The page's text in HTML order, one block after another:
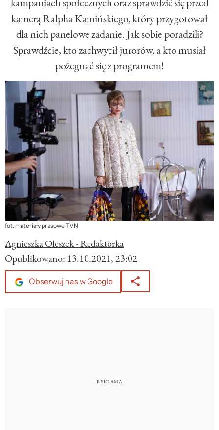
kamerą Ralpha Kamińskiego, który przygotował
dla nich panelowe zadanie. Jak sobie poradzili?
Sprawdźcie, kto zachwycił jurorów, a kto musiał
pożegnać się z programem!
fot. materiały prasowe TVN
Agnieszka Oleszek - Redaktorka
Opublikowano: 13.10.2021, 23:02
Obserwuj nas w Google